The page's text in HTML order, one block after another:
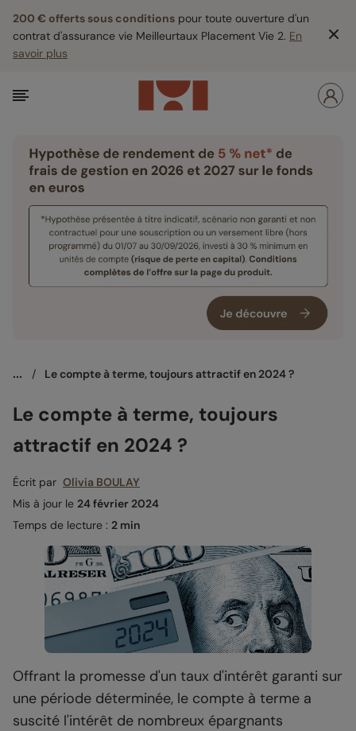
200 € offerts sous conditions pour toute ouverture d'un
contrat d'assurance vie Meilleurtaux Placement Vie 2. En
savoir plus
... / Le compte à terme, toujours attractif en 2024 ?
Le compte à terme, toujours
attractif en 2024 ?
Écrit par Olivia BOULAY
Mis à jour le 24 février 2024
Temps de lecture : 2 min
Offrant la promesse d'un taux d'intérêt garanti sur
une période déterminée, le compte à terme a
suscité l'intérêt de nombreux épargnants